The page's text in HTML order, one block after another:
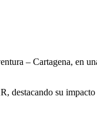
– Cartagena, en
destacando su